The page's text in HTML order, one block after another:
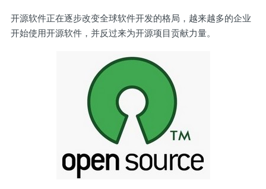
开源软件正在逐步改变全球软件开发的格局，越来越多的企业
开始使用开源软件，并反过来为开源项目贡献力量。